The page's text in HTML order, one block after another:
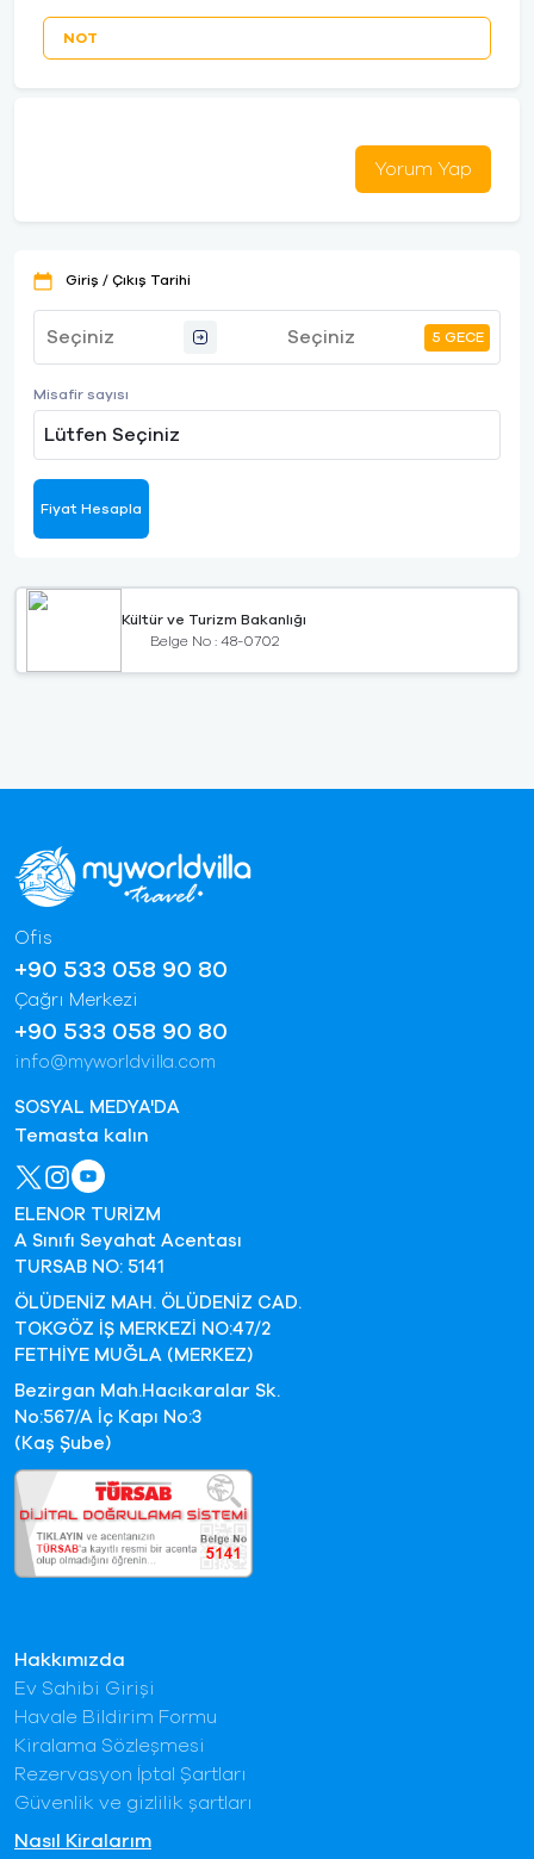
NOT
Yorum Yap
Giriş / Çıkış Tarihi
5 GECE
Misafir sayısı
Lütfen Seçiniz
Fiyat Hesapla
Kültür ve Turizm Bakanlığı
Belge No : 48-0702
Hakkımızda
Ev Sahibi Girişi
Havale Bildirim Formu
Kiralama Sözleşmesi
Rezervasyon İptal Şartları
Güvenlik ve gizlilik şartları
Nasıl Kiralarım
Ofis
+90 533 058 90 80
Çağrı Merkezi
+90 533 058 90 80
info@myworldvilla.com
SOSYAL MEDYA'DA
Temasta kalın
ELENOR TURİZM
A Sınıfı Seyahat Acentası
TURSAB NO: 5141
ÖLÜDENİZ MAH. ÖLÜDENİZ CAD.
TOKGÖZ İŞ MERKEZİ NO:47/2
FETHİYE MUĞLA (MERKEZ)
Bezirgan Mah.Hacıkaralar Sk.
No:567/A İç Kapı No:3
(Kaş Şube)